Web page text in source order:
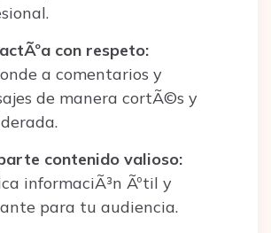
con respeto:
a comentarios y
de manera cortÃ©s y
contenido valioso:
informaciÃ³n Ãºtil y
para tu audiencia.